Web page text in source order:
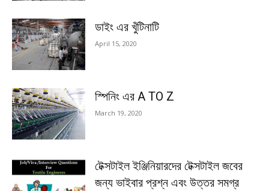
ডাইং এর খুঁটিনাটি
April 15, 2020
স্পিনিং এর A TO Z
March 19, 2020
টেক্সটাইল ইঞ্জিনিয়ারদের টেক্সটাইল জবের
জন্য ভাইবার প্রশ্ন এবং উত্তর সমগ্র